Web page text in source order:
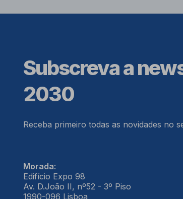
Subscreva a
2030
Receba primeiro todas as novidades no
Morada:
Edifício Expo 98
Av. D.João II, nº52 - 3º Piso
1990-096 Lisboa